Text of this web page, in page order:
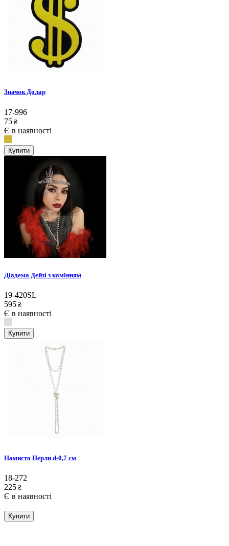
Значок Долар
17-996
75 ₴
Є в наявності
Купити
Діадема Дейзі з камінням
19-420SL
595 ₴
Є в наявності
Купити
Намисто Перли d-0,7 см
18-272
225 ₴
Є в наявності
Купити